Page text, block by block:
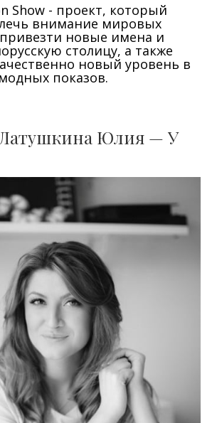
Show - проект, который
внимание мировых
новые имена и
столицу, а также
новый уровень в
показов.
Юлия — У